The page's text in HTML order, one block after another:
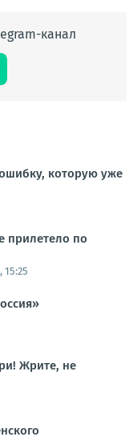
канал
которую уже
прилетело по
15:25
Жрите, не